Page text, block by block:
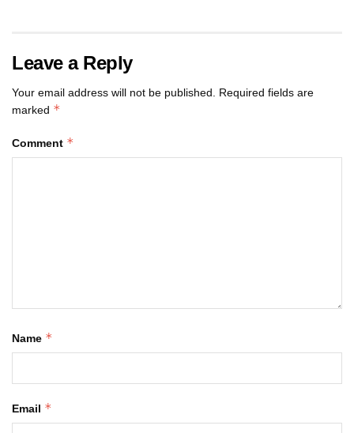
Leave a Reply
Your email address will not be published. Required fields are
marked *
Comment *
Name *
Email *